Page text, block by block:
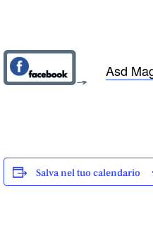
Asd
Salva nel tuo calendario